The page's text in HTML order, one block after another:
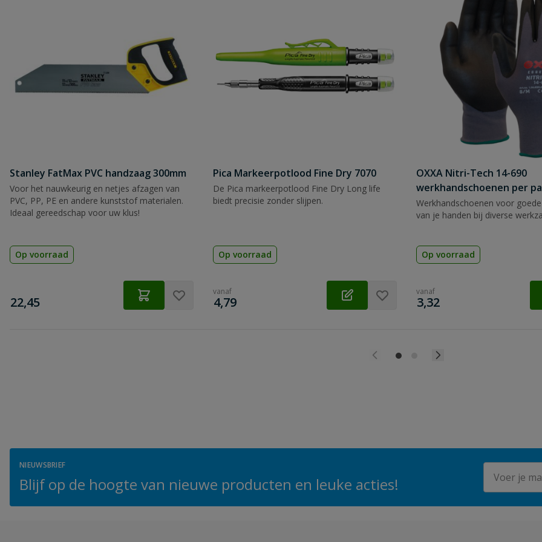
Beoordeling versturen
Stanley FatMax PVC handzaag 300mm
Voor het nauwkeurig en netjes afzagen van
PVC, PP, PE en andere kunststof materialen.
Ideaal gereedschap voor uw klus!
Op voorraad
€
22,45
Pica Markeerpotlood Fine Dry 7070
De Pica markeerpotlood Fine Dry Long life
biedt precisie zonder slijpen.
Op voorraad
vanaf
€
4,79
OXXA Nitri-Tech 14-690
werkhandschoenen per
Werkhandschoenen voor
van je handen bij diverse
Op voorraad
vanaf
€
3,32
NIEUWSBRIEF
Blijf op de hoogte van nieuwe producten en leuke acties!